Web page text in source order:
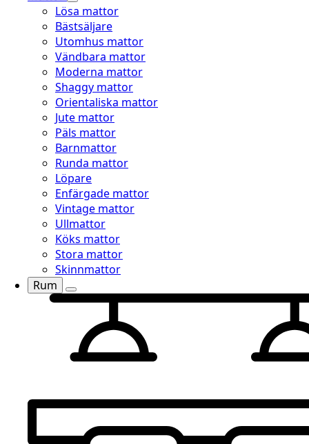
Lösa mattor
Bästsäljare
Utomhus mattor
Vändbara mattor
Moderna mattor
Shaggy mattor
Orientaliska mattor
Jute mattor
Päls mattor
Barnmattor
Runda mattor
Löpare
Enfärgade mattor
Vintage mattor
Ullmattor
Köks mattor
Stora mattor
Skinnmattor
Rum